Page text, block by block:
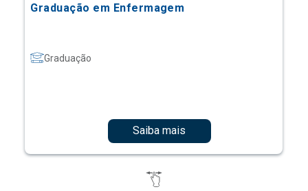
Graduação em Enfermagem
Graduação
Saiba mais